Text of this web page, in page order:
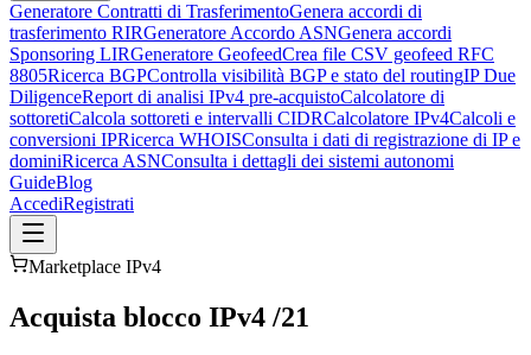
Generatore Contratti di TrasferimentoGenera accordi di
trasferimento RIRGeneratore Accordo ASNGenera accordi
Sponsoring LIRGeneratore GeofeedCrea file CSV geofeed RFC
8805Ricerca BGPControlla visibilità BGP e stato del routingIP Due
DiligenceReport di analisi IPv4 pre-acquistoCalcolatore di
sottoretiCalcola sottoreti e intervalli CIDRCalcolatore IPv4Calcoli e
conversioni IPRicerca WHOISConsulta i dati di registrazione di IP e
dominiRicerca ASNConsulta i dettagli dei sistemi autonomi
GuideBlog
AccediRegistrati
Marketplace IPv4
Acquista blocco IPv4 /21